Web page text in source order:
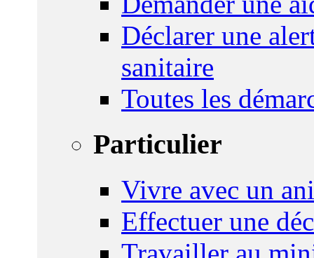
Déclarer une
sanitaire
Toutes les
Particulier
Vivre avec un
Effectuer une